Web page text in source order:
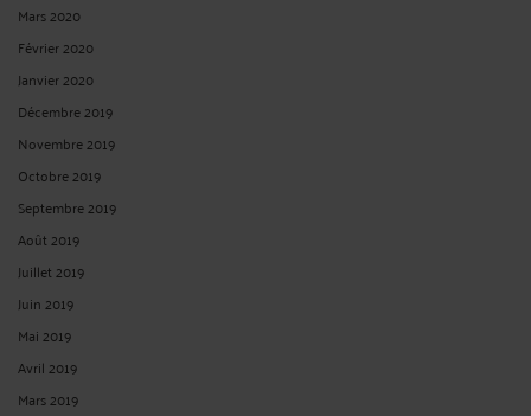
Mars 2020
Février 2020
Janvier 2020
Décembre 2019
Novembre 2019
Octobre 2019
Septembre 2019
Août 2019
Juillet 2019
Juin 2019
Mai 2019
Avril 2019
Mars 2019